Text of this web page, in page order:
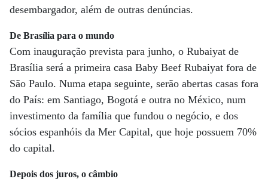
desembargador, além de outras denúncias.
De Brasília para o mundo
Com inauguração prevista para junho, o Rubaiyat de
Brasília será a primeira casa Baby Beef Rubaiyat fora de
São Paulo. Numa etapa seguinte, serão abertas casas fora
do País: em Santiago, Bogotá e outra no México, num
investimento da família que fundou o negócio, e dos
sócios espanhóis da Mer Capital, que hoje possuem 70%
do capital.
Depois dos juros, o câmbio